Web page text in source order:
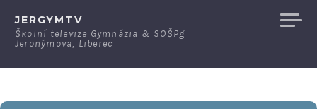
JERGYMTV
Školní televize Gymnázia & SOŠPg
Jeronýmova, Liberec